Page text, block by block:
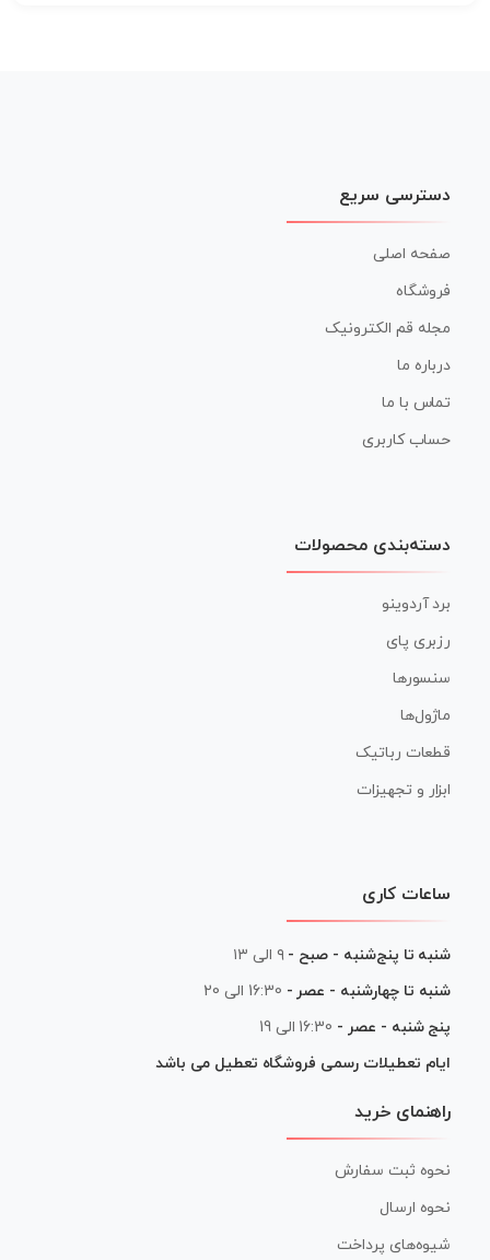
دسترسی سریع
صفحه اصلی
فروشگاه
مجله قم الکترونیک
درباره ما
تماس با ما
حساب کاربری
دسته‌بندی محصولات
برد آردوینو
رزبری پای
سنسورها
ماژول‌ها
قطعات رباتیک
ابزار و تجهیزات
ساعات کاری
شنبه تا پنج‌شنبه - صبح - ۹ الی ۱۳
شنبه تا چهارشنبه - عصر - 16:30 الی 20
پنج شنبه - عصر - 16:30 الی 19
ایام تعطیلات رسمی فروشگاه تعطیل می باشد
راهنمای خرید
نحوه ثبت سفارش
نحوه ارسال
شیوه‌های پرداخت